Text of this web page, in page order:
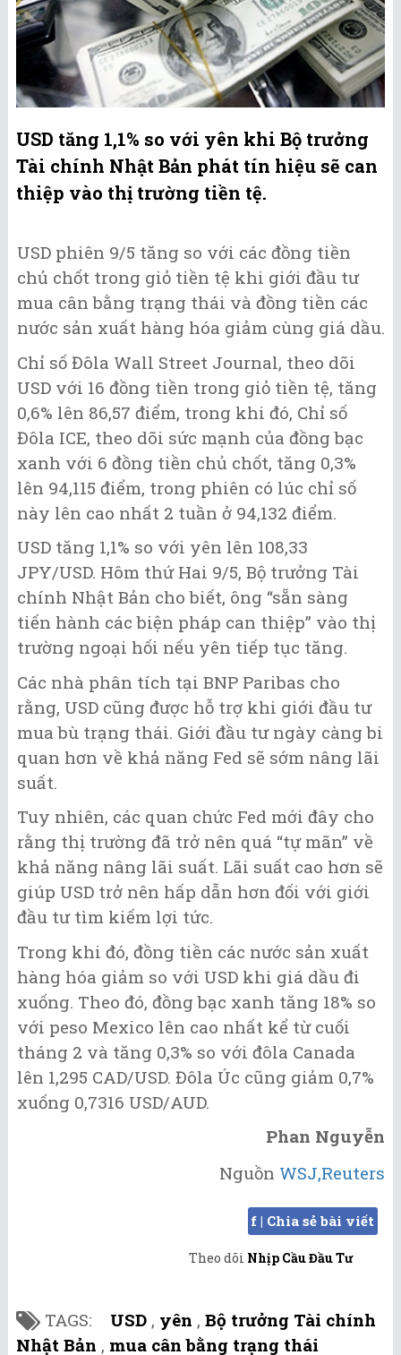
USD tăng 1,1% so với yên khi Bộ trưởng
Tài chính Nhật Bản phát tín hiệu sẽ can
thiệp vào thị trường tiền tệ.
USD phiên 9/5 tăng so với các đồng tiền
chủ chốt trong giỏ tiền tệ khi giới đầu tư
mua cân bằng trạng thái và đồng tiền các
nước sản xuất hàng hóa giảm cùng giá dầu.
Chỉ số Đôla Wall Street Journal, theo dõi
USD với 16 đồng tiền trong giỏ tiền tệ, tăng
0,6% lên 86,57 điểm, trong khi đó, Chỉ số
Đôla ICE, theo dõi sức mạnh của đồng bạc
xanh với 6 đồng tiền chủ chốt, tăng 0,3%
lên 94,115 điểm, trong phiên có lúc chỉ số
này lên cao nhất 2 tuần ở 94,132 điểm.
USD tăng 1,1% so với yên lên 108,33
JPY/USD. Hôm thứ Hai 9/5, Bộ trưởng Tài
chính Nhật Bản cho biết, ông “sẵn sàng
tiến hành các biện pháp can thiệp” vào thị
trường ngoại hối nếu yên tiếp tục tăng.
Các nhà phân tích tại BNP Paribas cho
rằng, USD cũng được hỗ trợ khi giới đầu tư
mua bù trạng thái. Giới đầu tư ngày càng bi
quan hơn về khả năng Fed sẽ sớm nâng lãi
suất.
Tuy nhiên, các quan chức Fed mới đây cho
rằng thị trường đã trở nên quá “tự mãn” về
khả năng nâng lãi suất. Lãi suất cao hơn sẽ
giúp USD trở nên hấp dẫn hơn đối với giới
đầu tư tìm kiếm lợi tức.
Trong khi đó, đồng tiền các nước sản xuất
hàng hóa giảm so với USD khi giá dầu đi
xuống. Theo đó, đồng bạc xanh tăng 18% so
với peso Mexico lên cao nhất kể từ cuối
tháng 2 và tăng 0,3% so với đôla Canada
lên 1,295 CAD/USD. Đôla Úc cũng giảm 0,7%
xuống 0,7316 USD/AUD.
Phan Nguyễn
Nguồn WSJ,Reuters
f | Chia sẻ bài viết
Theo dõi Nhịp Cầu Đầu Tư
TAGS: USD , yên , Bộ trưởng Tài chính
Nhật Bản , mua cân bằng trạng thái